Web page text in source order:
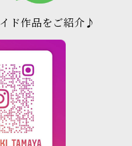
ド作品をご紹介♪